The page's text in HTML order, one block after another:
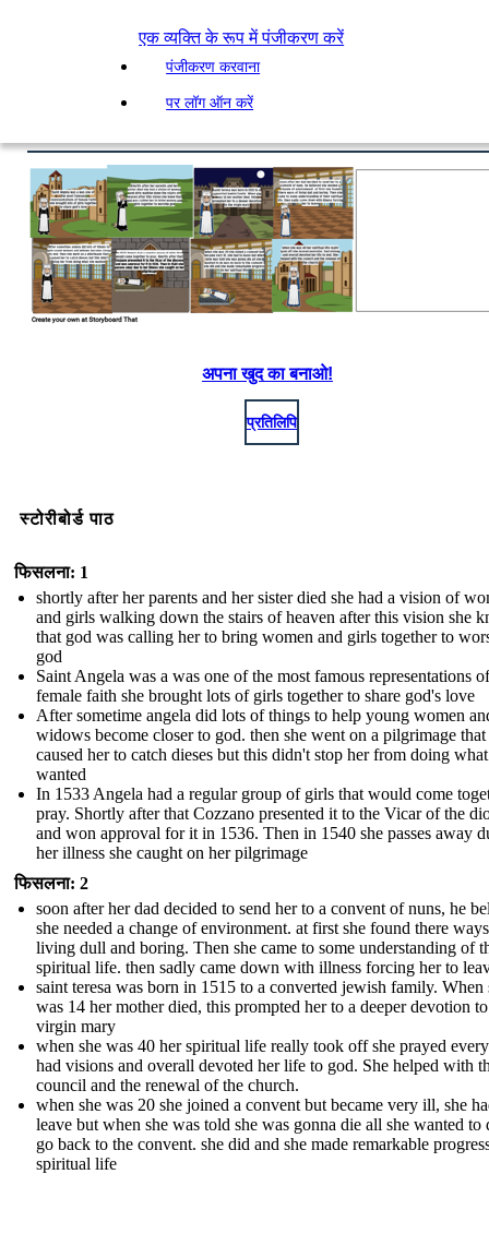
एक व्यक्ति के रूप में पंजीकरण करें
पंजीकरण करवाना
पर लॉग ऑन करें
अपना खुद का बनाओ!
प्रतिलिपि
स्टोरीबोर्ड पाठ
फिसलना: 1
shortly after her parents and her sister died she had a vision of
and girls walking down the stairs of heaven after this vision she
that god was calling her to bring women and girls together to
god
Saint Angela was a was one of the most famous representations of
female faith she brought lots of girls together to share god's love
After sometime angela did lots of things to help young women
widows become closer to god. then she went on a pilgrimage that
caused her to catch dieses but this didn't stop her from doing
wanted
In 1533 Angela had a regular group of girls that would come
pray. Shortly after that Cozzano presented it to the Vicar of the
and won approval for it in 1536. Then in 1540 she passes away
her illness she caught on her pilgrimage
फिसलना: 2
soon after her dad decided to send her to a convent of nuns, he
she needed a change of environment. at first she found there
living dull and boring. Then she came to some understanding of
spiritual life. then sadly came down with illness forcing her to
saint teresa was born in 1515 to a converted jewish family. When
was 14 her mother died, this prompted her to a deeper devotion
virgin mary
when she was 40 her spiritual life really took off she prayed
had visions and overall devoted her life to god. She helped with
council and the renewal of the church.
when she was 20 she joined a convent but became very ill, she
leave but when she was told she was gonna die all she wanted to
go back to the convent. she did and she made remarkable
spiritual life